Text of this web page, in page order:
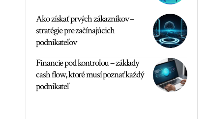
Ako získať prvých zákazníkov –
stratégie pre začínajúcich
podnikateľov
Financie pod kontrolou – základy
cash flow, ktoré musí poznať každý
podnikateľ